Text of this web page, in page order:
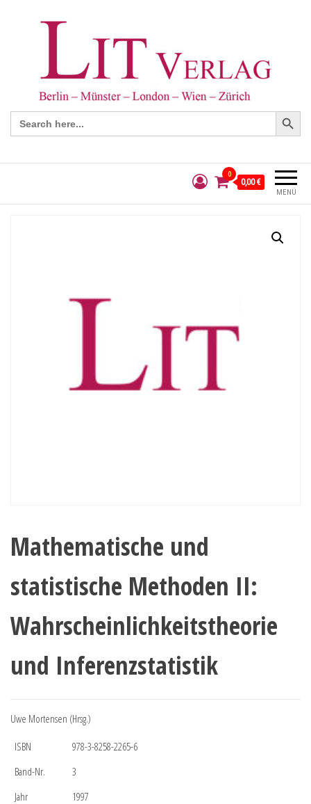
Search
for:
Search Button
MENÜ
0
0,00 €
Mathematische und
statistische Methoden II:
Wahrscheinlichkeitstheorie
und Inferenzstatistik
Uwe Mortensen (Hrsg.)
ISBN
978-3-8258-2265-6
Band-Nr.
3
Jahr
1997